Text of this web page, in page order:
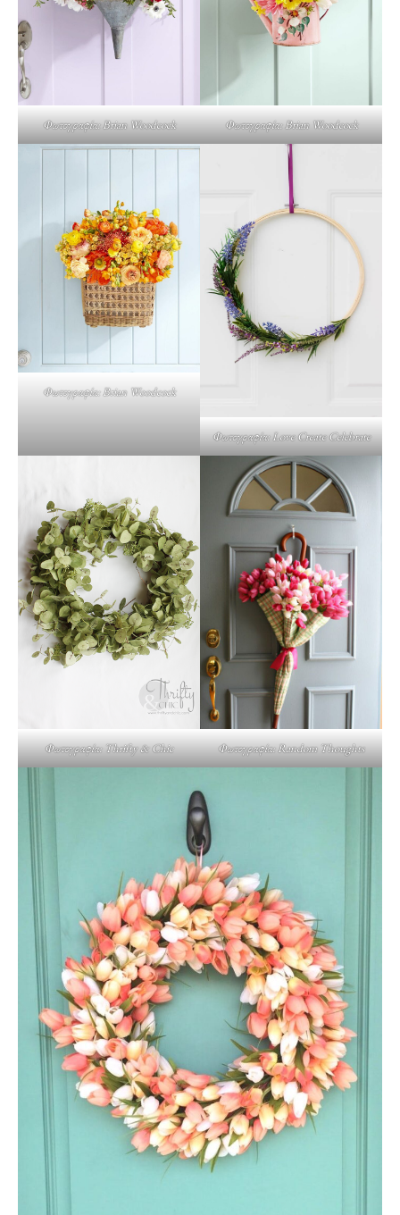
Φωτογραφία: Brian Woodcock Φωτογραφία: Brian Woodcock
Φωτογραφία: Brian Woodcock
Φωτογραφία: Love Create Celebrate
Φωτογραφία: Thrifty & Chic Φωτογραφία: Random Thoughts